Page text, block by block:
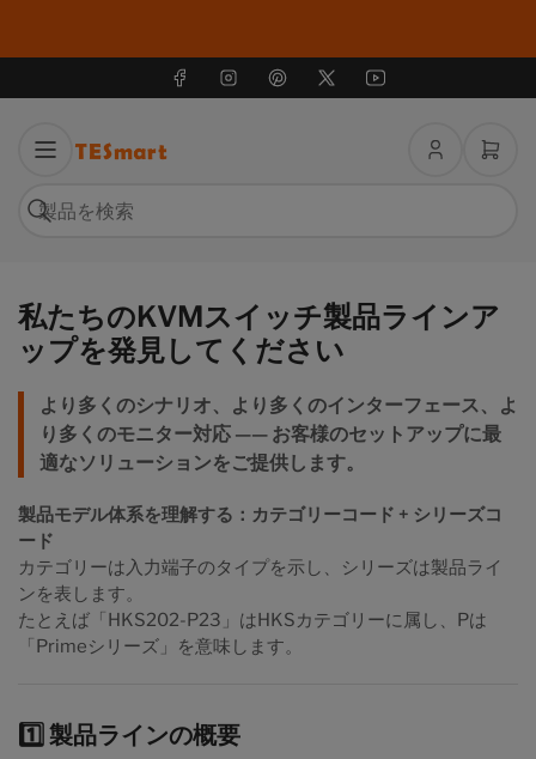
フェイスブック インスタグラム ピンタレスト X ユーチューブ
ロ
ミ
く
検
検
私たちのKVMスイッチ製品ラインア
ップを発見してください
より多くのシナリオ、より多くのインターフェース、よ
り多くのモニター対応 —— お客様のセットアップに最
適なソリューションをご提供します。
製品モデル体系を理解する：カテゴリーコード + シリーズコ
ード
カテゴリーは入力端子のタイプを示し、シリーズは製品ライ
ンを表します。
たとえば「HKS202-P23」はHKSカテゴリーに属し、Pは
「Primeシリーズ」を意味します。
1️⃣ 製品ラインの概要